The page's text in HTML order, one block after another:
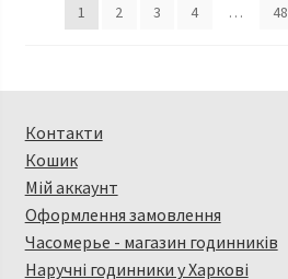
1 2 3 4 … 48
Контакти
Кошик
Мій аккаунт
Оформлення замовлення
Часомерье - магазин годинників
Наручні годинники у Харкові